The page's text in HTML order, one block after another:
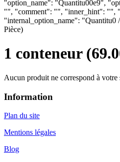
"option_name": "Quantitu00e9",
"", "comment": "", "inner_hint": "",
"internal_option_name": "Quantitu0
Pièce)
1 conteneur
Aucun produit ne correspond à votre
Information
Plan du site
Mentions légales
Blog